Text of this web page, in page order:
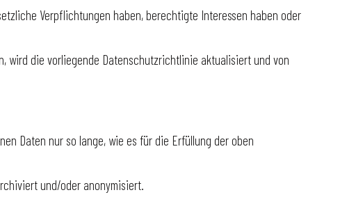
Verpflichtungen haben, berechtigte Interessen haben oder
wird die vorliegende Datenschutzrichtlinie aktualisiert und von
Daten nur so lange, wie es für die Erfüllung der oben
und/oder anonymisiert.